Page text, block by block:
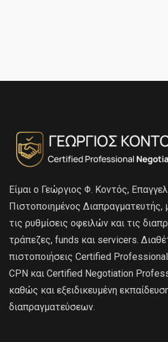
Είμαι ο Γεώργιος Φ. Κοντός,
Πιστοποιημένος Διαπραγματευτής,
τις ρυθμίσεις οφειλών και τις
τράπεζες, funds και servicers.
πιστοποιήσεις Certified
CPN και Certified Negotiation
καθώς και εξειδικευμένη
διαπραγματεύσεων.